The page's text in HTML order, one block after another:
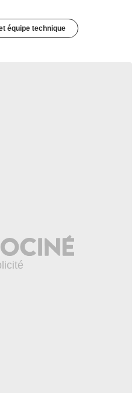
équipe technique